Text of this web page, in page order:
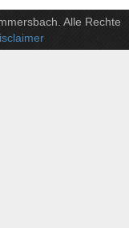
Alle Rechte